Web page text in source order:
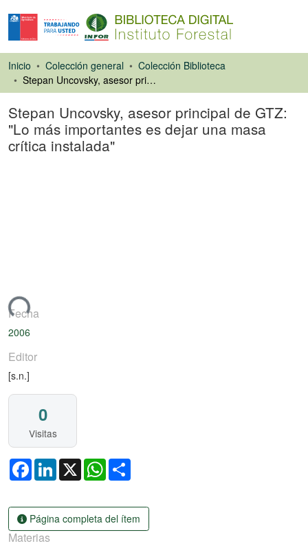
Inicio Colección general
Colección Biblioteca
Stepan Uncovsky, asesor principal de GTZ: "Lo más importantes es dejar una masa crítica instalada"
Stepan Uncovsky, asesor principal de GTZ:
"Lo más importantes es dejar una masa
crítica instalada"
Fecha
2006
Editor
[s.n.]
0
Visitas
FacebookLinkedIn
X WhatsApp
Página completa del ítem
Materias